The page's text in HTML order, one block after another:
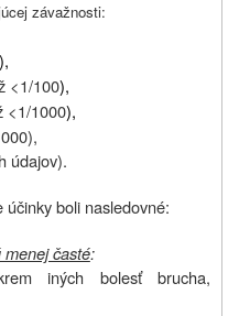
závažnosti:
),
<1/100),
<1/1000),
údajov).
boli nasledovné:
menej časté:
iných bolesť brucha,